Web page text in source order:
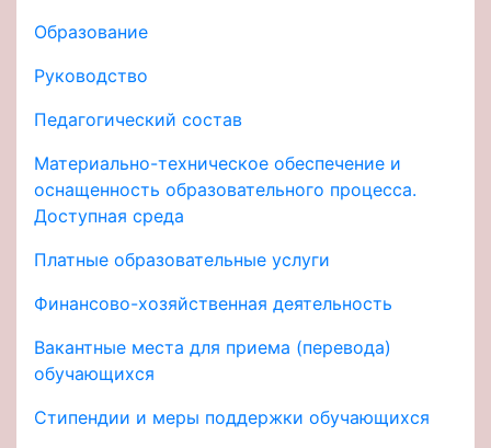
Образование
Руководство
Педагогический состав
Материально-техническое обеспечение и
оснащенность образовательного процесса.
Доступная среда
Платные образовательные услуги
Финансово-хозяйственная деятельность
Вакантные места для приема (перевода)
обучающихся
Стипендии и меры поддержки обучающихся